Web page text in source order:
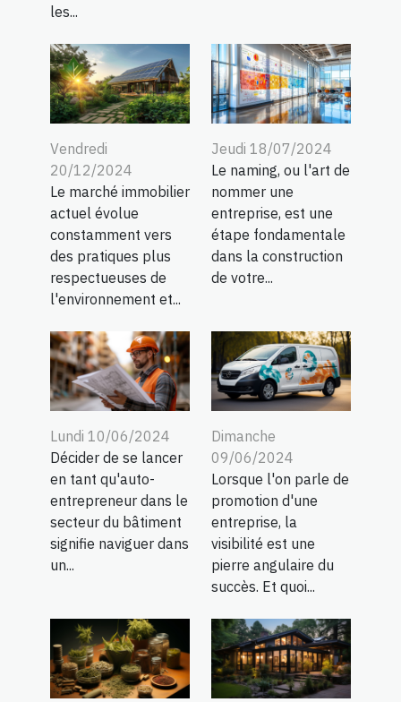
les...
Vendredi
20/12/2024
Le marché immobilier
actuel évolue
constamment vers
des pratiques plus
respectueuses de
l'environnement et...
Jeudi 18/07/2024
Le naming, ou l'art de
nommer une
entreprise, est une
étape fondamentale
dans la construction
de votre...
Lundi 10/06/2024
Décider de se lancer
en tant qu'auto-
entrepreneur dans le
secteur du bâtiment
signifie naviguer dans
un...
Dimanche
09/06/2024
Lorsque l'on parle de
promotion d'une
entreprise, la
visibilité est une
pierre angulaire du
succès. Et quoi...